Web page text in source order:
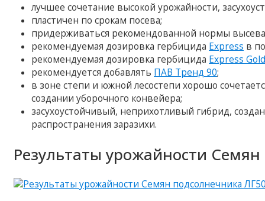
лучшее сочетание высокой урожайности,
пластичен по срокам посева;
придерживаться рекомендованной нормы
рекомендуемая дозировка гербицида Express в
рекомендуемая дозировка гербицида Express
рекомендуется добавлять ПАВ Тренд 90;
в зоне степи и южной лесостепи хорошо
создании уборочного конвейера;
засухоустойчивый, неприхотливый гибрид,
распространения заразихи.
Результаты урожайности